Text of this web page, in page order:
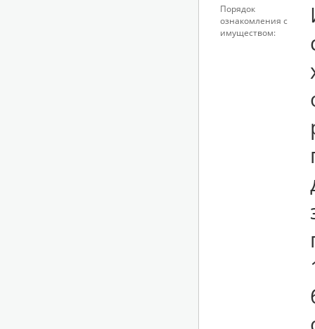
Порядок
ознакомления с
имуществом: